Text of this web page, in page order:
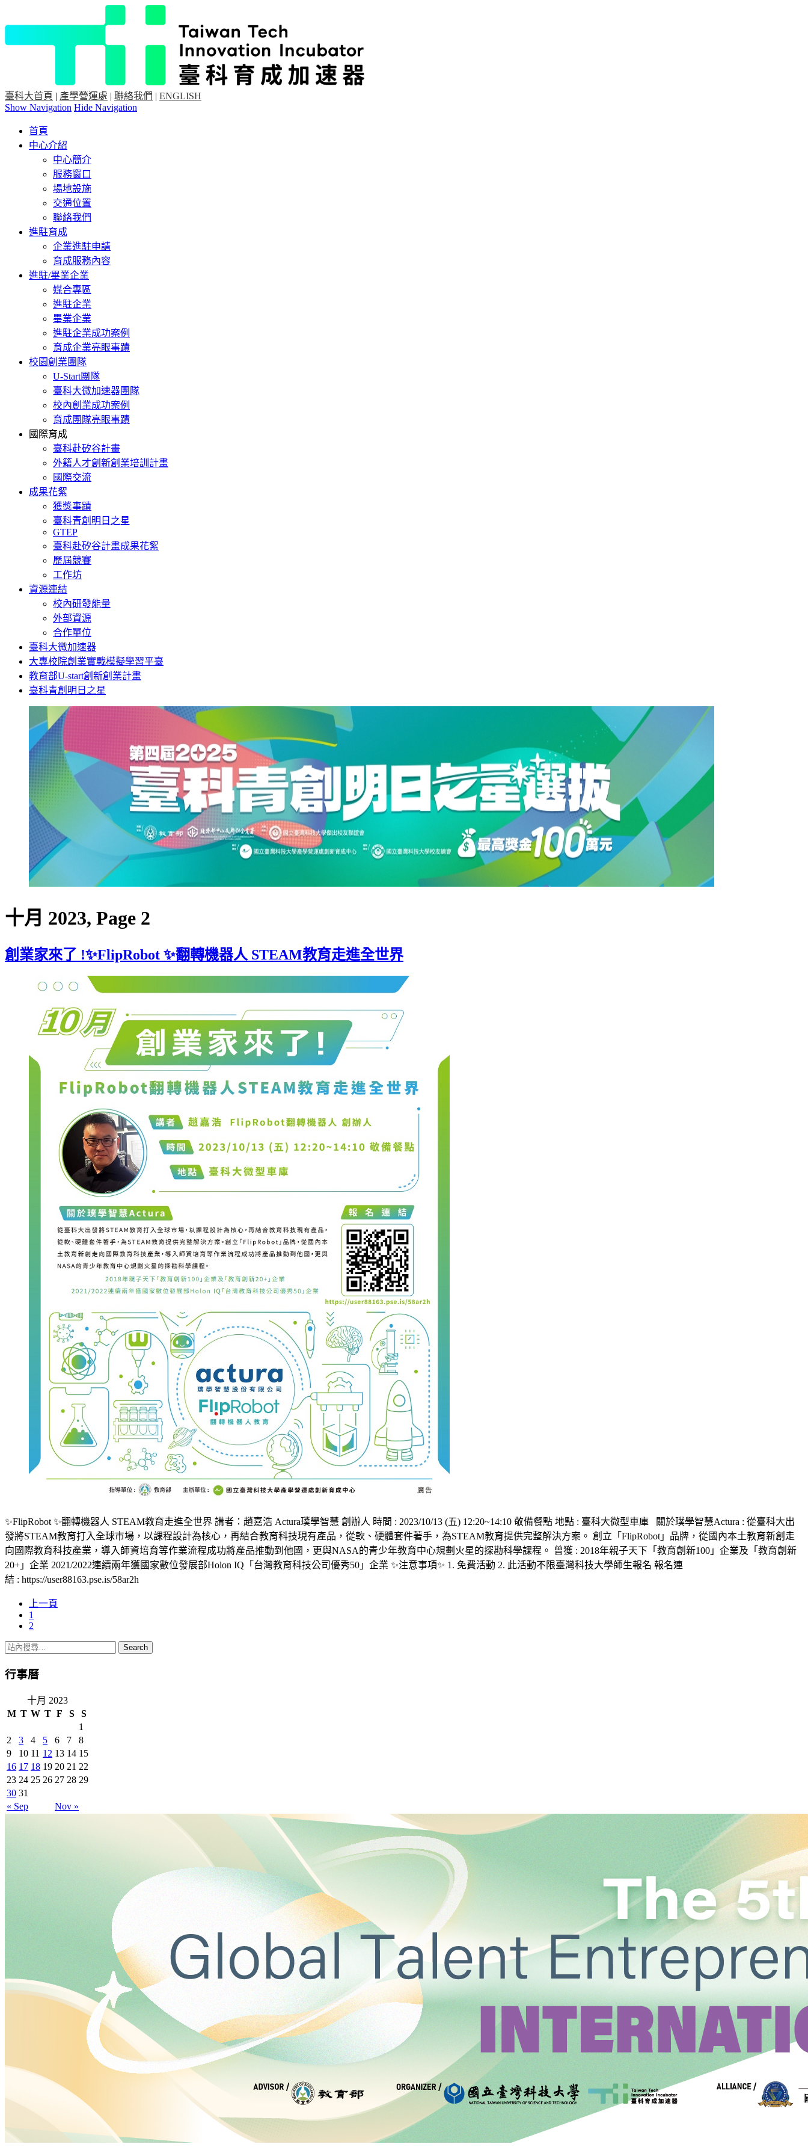
臺科大首頁 | 產學營運處 | 聯絡我們 | ENGLISH
Show Navigation Hide Navigation
首頁
中心介紹
中心簡介
服務窗口
場地設施
交通位置
聯絡我們
進駐育成
企業進駐申請
育成服務內容
進駐/畢業企業
媒合專區
進駐企業
畢業企業
進駐企業成功案例
育成企業亮眼事蹟
校園創業團隊
U-Start團隊
臺科大微加速器團隊
校內創業成功案例
育成團隊亮眼事蹟
國際育成
臺科赴矽谷計畫
外籍人才創新創業培訓計畫
國際交流
成果花絮
獲獎事蹟
臺科青創明日之星
GTEP
臺科赴矽谷計畫成果花絮
歷屆競賽
工作坊
資源連結
校內研發能量
外部資源
合作單位
臺科大微加速器
大專校院創業實戰模擬學習平臺
教育部U-start創新創業計畫
臺科青創明日之星
十月 2023, Page 2
創業家來了 !✨️FlipRobot ✨️翻轉機器人 STEAM教育走進全世界
✨️FlipRobot ✨️翻轉機器人 STEAM教育走進全世界 講者：趙嘉浩 Actura璞學智慧 創辦人 時間 : 2023/10/13 (五) 12:20~14:10 敬備餐點 地點 : 臺科大微型車庫 關於璞學智慧Actura : 從臺科大出
發將STEAM教育打入全球市場，以課程設計為核心，再結合教育科技現有產品，從軟、硬體套件著手，為STEAM教育提供完整解決方案。 創立「FlipRobot」品牌，從國內本土教育新創走
向國際教育科技產業，導入師資培育等作業流程成功將產品推動到他國，更與NASA的青少年教育中心規劃火星的探勘科學課程。 曾獲 : 2018年親子天下「教育創新100」企業及「教育創新
20+」企業 2021/2022連續兩年獲國家數位發展部Holon IQ「台灣教育科技公司優秀50」企業 ✨️注意事項✨️ 1. 免費活動 2. 此活動不限臺灣科技大學師生報名 報名連
結 : https://user88163.pse.is/58ar2h
上一頁
1
2
行事曆
十月 2023
M T W T F S S
« Sep Nov »
1
2
3 4 5 6 7
8
9
10 11 12 13 14 15
16 17 18 19 20 21 22
23 24 25 26 27 28 29
30 31